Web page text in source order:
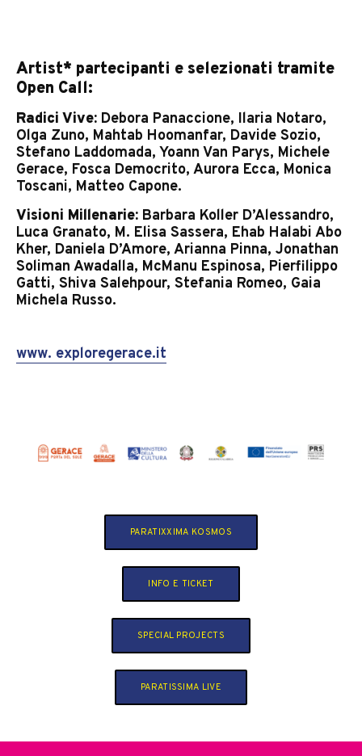
Artist* partecipanti e selezionati tramite
Open Call:
Radici Vive: Debora Panaccione, Ilaria Notaro,
Olga Zuno, Mahtab Hoomanfar, Davide Sozio,
Stefano Laddomada, Yoann Van Parys, Michele
Gerace, Fosca Democrito, Aurora Ecca, Monica
Toscani, Matteo Capone.
Visioni Millenarie: Barbara Koller D’Alessandro,
Luca Granato, M. Elisa Sassera, Ehab Halabi Abo
Kher, Daniela D’Amore, Arianna Pinna, Jonathan
Soliman Awadalla, McManu Espinosa, Pierfilippo
Gatti, Shiva Salehpour, Stefania Romeo, Gaia
Michela Russo.
www. exploregerace.it
PARATIXXIMA KOSMOS
INFO E TICKET
SPECIAL PROJECTS
PARATISSIMA LIVE